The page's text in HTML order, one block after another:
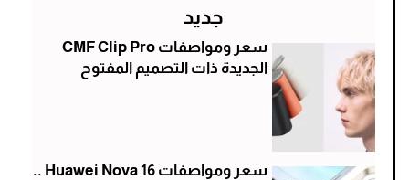
جديد
سعر ومواصفات CMF Clip Pro
الجديدة ذات التصميم المفتوح
سعر ومواصفات Huawei Nova 16 ..